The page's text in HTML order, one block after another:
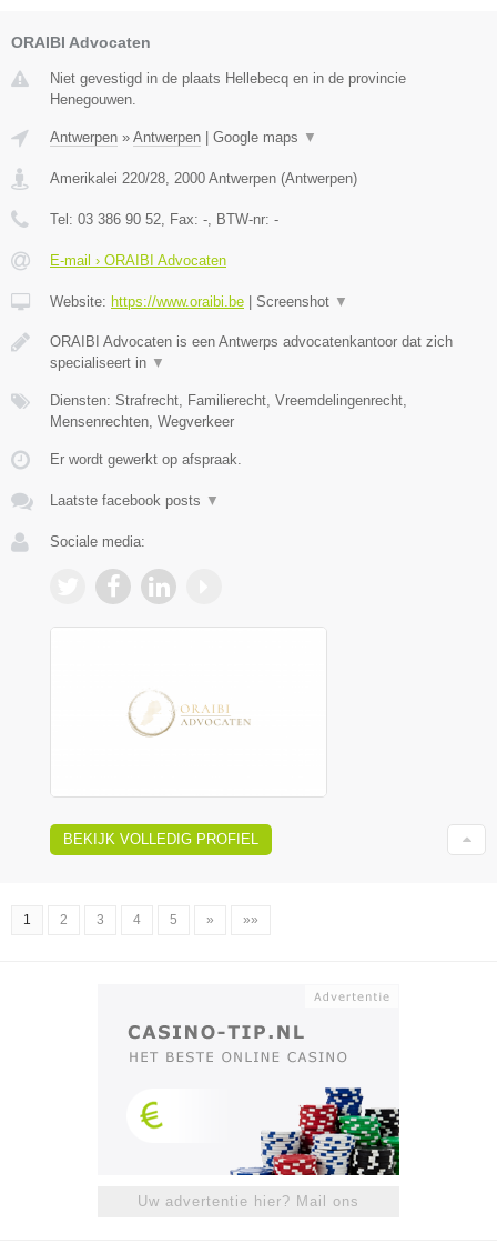
ORAIBI Advocaten
Niet gevestigd in de plaats Hellebecq en in de provincie
Henegouwen.
Antwerpen » Antwerpen | Google maps ▼
Amerikalei 220/28 2000 Antwerpen (Antwerpen)
Tel: 03 386 90 52 , Fax: - , BTW-nr: -
E-mail › ORAIBI Advocaten
Website: https://www.oraibi.be | Screenshot ▼
ORAIBI Advocaten is een Antwerps advocatenkantoor dat zich
specialiseert in ▼
Diensten: Strafrecht, Familierecht, Vreemdelingenrecht,
Mensenrechten, Wegverkeer
Er wordt gewerkt op afspraak.
Laatste facebook posts ▼
Sociale media:
BEKIJK VOLLEDIG PROFIEL
1 2 3 4 5 » »»
Uw advertentie hier? Mail ons